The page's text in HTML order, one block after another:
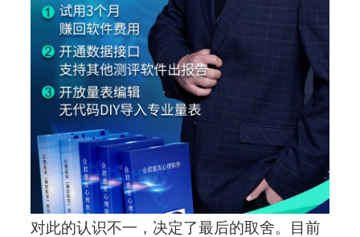
对此的认识不一，决定了最后的取舍。目前